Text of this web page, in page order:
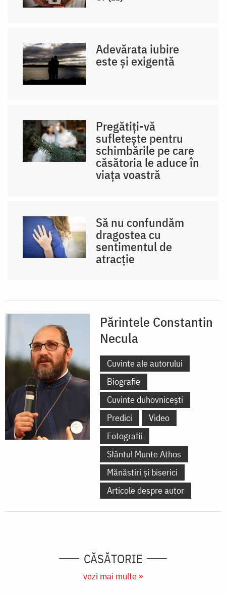
Adevărata iubire
este și exigentă
Pregătiți-vă
sufletește pentru
schimbările pe care
căsătoria le aduce în
viața voastră
Să nu confundăm
dragostea cu
sentimentul de
atracție
Părintele Constantin
Necula
Cuvinte ale autorului
Biografie
Cuvinte duhovnicești
Predici
Video
Fotografii
Sfântul Munte Athos
Mănăstiri și biserici
Articole despre autor
CĂSĂTORIE
vezi mai multe »